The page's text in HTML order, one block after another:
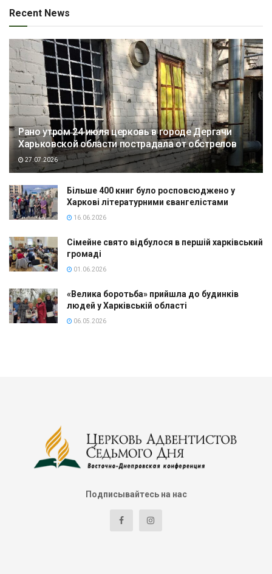
Recent News
Рано утром 24 июля церковь в городе Дергачи
Харьковской области пострадала от обстрелов
27.07.2026
Більше 400 книг було росповсюджено у
Харкові літературними євангелістами
16.06.2026
Сімейне свято відбулося в першій харківський
громаді
01.06.2026
«Велика боротьба» прийшла до будинків
людей у Харківській області
06.05.2026
Подписывайтесь на нас